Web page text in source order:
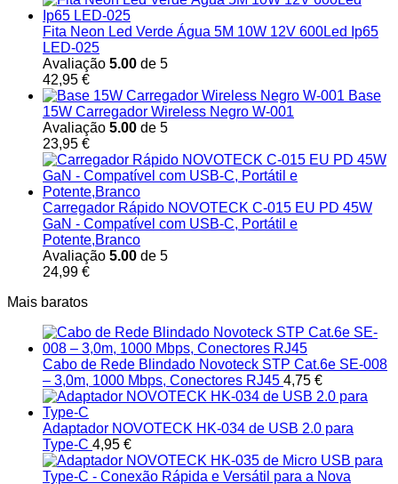
Fita Neon Led Verde Água 5M 10W 12V 600Led Ip65
LED-025
Avaliação 5.00 de 5
42,95 €
Base
15W Carregador Wireless Negro W-001
Avaliação 5.00 de 5
23,95 €
Carregador Rápido NOVOTECK C-015 EU PD 45W
GaN - Compatível com USB-C, Portátil e
Potente,Branco
Avaliação 5.00 de 5
24,99 €
Mais baratos
Cabo de Rede Blindado Novoteck STP Cat.6e SE-008
– 3,0m, 1000 Mbps, Conectores RJ45 4,75 €
Adaptador NOVOTECK HK-034 de USB 2.0 para
Type-C 4,95 €